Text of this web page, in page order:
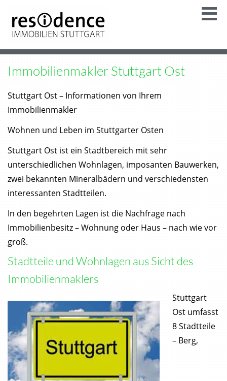
Immobilienmakler Stuttgart Ost
Stuttgart Ost – Informationen von Ihrem
Immobilienmakler
Wohnen und Leben im Stuttgarter Osten
Stuttgart Ost ist ein Stadtbereich mit sehr
unterschiedlichen Wohnlagen, imposanten Bauwerken,
zwei bekannten Mineralbädern und verschiedensten
interessanten Stadtteilen.
In den begehrten Lagen ist die Nachfrage nach
Immobilienbesitz – Wohnung oder Haus – nach wie vor
groß.
Stadtteile und Wohnlagen aus Sicht des
Immobilienmaklers
Stuttgart
Ost umfasst
8 Stadtteile
– Berg,